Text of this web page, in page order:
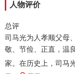
人物评价
总评
司马光为人孝顺父母
敬、节俭、正直，温
家。在历史上，司马